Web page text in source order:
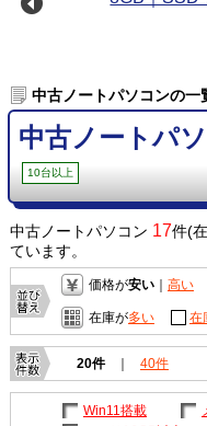
中古ノートパソコンの一
中古ノートパ
10台以上
中古ノートパソコン 17件(
ています。
価格が安い｜ 高い
在庫が多い 在
20件 ｜ 40件
Win11搭載